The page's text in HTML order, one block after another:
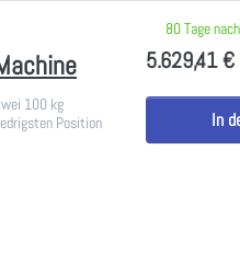
keine Bewertungen vor.
100 kg
Position
80 Tage
5.629,41
In